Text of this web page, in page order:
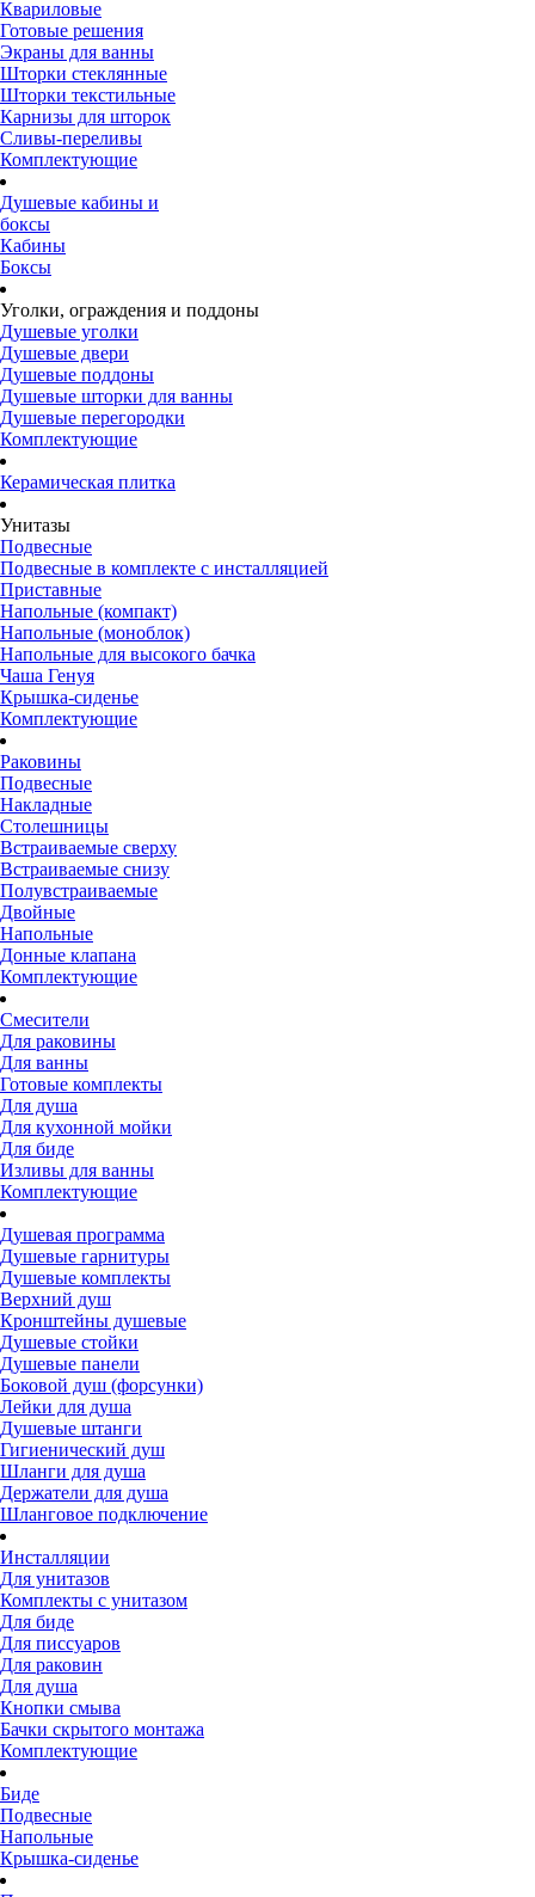
Квариловые
Готовые решения
Экраны для ванны
Шторки стеклянные
Шторки текстильные
Карнизы для шторок
Сливы-переливы
Комплектующие
Душевые кабины и
боксы
Кабины
Боксы
Уголки, ограждения и поддоны
Душевые уголки
Душевые двери
Душевые поддоны
Душевые шторки для ванны
Душевые перегородки
Комплектующие
Керамическая плитка
Унитазы
Подвесные
Подвесные в комплекте с инсталляцией
Приставные
Напольные (компакт)
Напольные (моноблок)
Напольные для высокого бачка
Чаша Генуя
Крышка-сиденье
Комплектующие
Раковины
Подвесные
Накладные
Столешницы
Встраиваемые сверху
Встраиваемые снизу
Полувстраиваемые
Двойные
Напольные
Донные клапана
Комплектующие
Смесители
Для раковины
Для ванны
Готовые комплекты
Для душа
Для кухонной мойки
Для биде
Изливы для ванны
Комплектующие
Душевая программа
Душевые гарнитуры
Душевые комплекты
Верхний душ
Кронштейны душевые
Душевые стойки
Душевые панели
Боковой душ (форсунки)
Лейки для душа
Душевые штанги
Гигиенический душ
Шланги для душа
Держатели для душа
Шланговое подключение
Инсталляции
Для унитазов
Комплекты с унитазом
Для биде
Для писсуаров
Для раковин
Для душа
Кнопки смыва
Бачки скрытого монтажа
Комплектующие
Биде
Подвесные
Напольные
Крышка-сиденье